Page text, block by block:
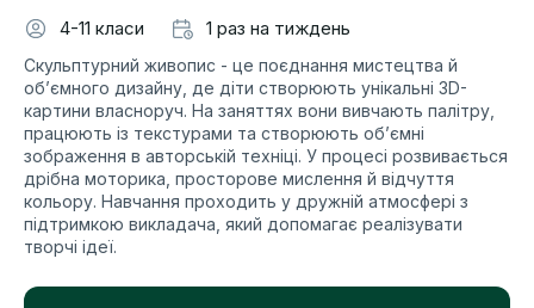
4-11 класи
1 раз на тиждень
Скульптурний живопис - це поєднання мистецтва й
об’ємного дизайну, де діти створюють унікальні 3D-
картини власноруч. На заняттях вони вивчають палітру,
працюють із текстурами та створюють об’ємні
зображення в авторській техніці. У процесі розвивається
дрібна моторика, просторове мислення й відчуття
кольору. Навчання проходить у дружній атмосфері з
підтримкою викладача, який допомагає реалізувати
творчі ідеї.